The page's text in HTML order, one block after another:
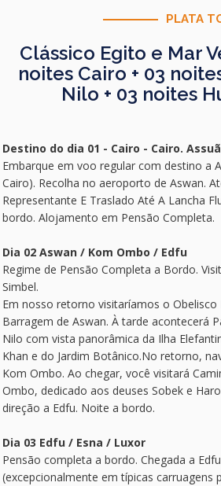
PLATA
Clássico Egito e Mar
noites Cairo + 03
Nilo + 03 noites
Destino do dia 01 - Cairo - Cairo.
Embarque em voo regular com destino a
Cairo). Recolha no aeroporto de Aswan.
Representante E Traslado Até A Lancha
bordo. Alojamento em Pensão Completa.
Dia 02 Aswan / Kom Ombo / Edfu
Regime de Pensão Completa a Bordo.
Simbel.
Em nosso retorno visitaríamos o Obelisco
Barragem de Aswan. À tarde acontecerá
Nilo com vista panorâmica da Ilha
Khan e do Jardim Botânico.No retorno,
Kom Ombo. Ao chegar, você visitará
Ombo, dedicado aos deuses Sobek e
direção a Edfu. Noite a bordo.
Dia 03 Edfu / Esna / Luxor
Pensão completa a bordo. Chegada a
(excepcionalmente em típicas carruagens